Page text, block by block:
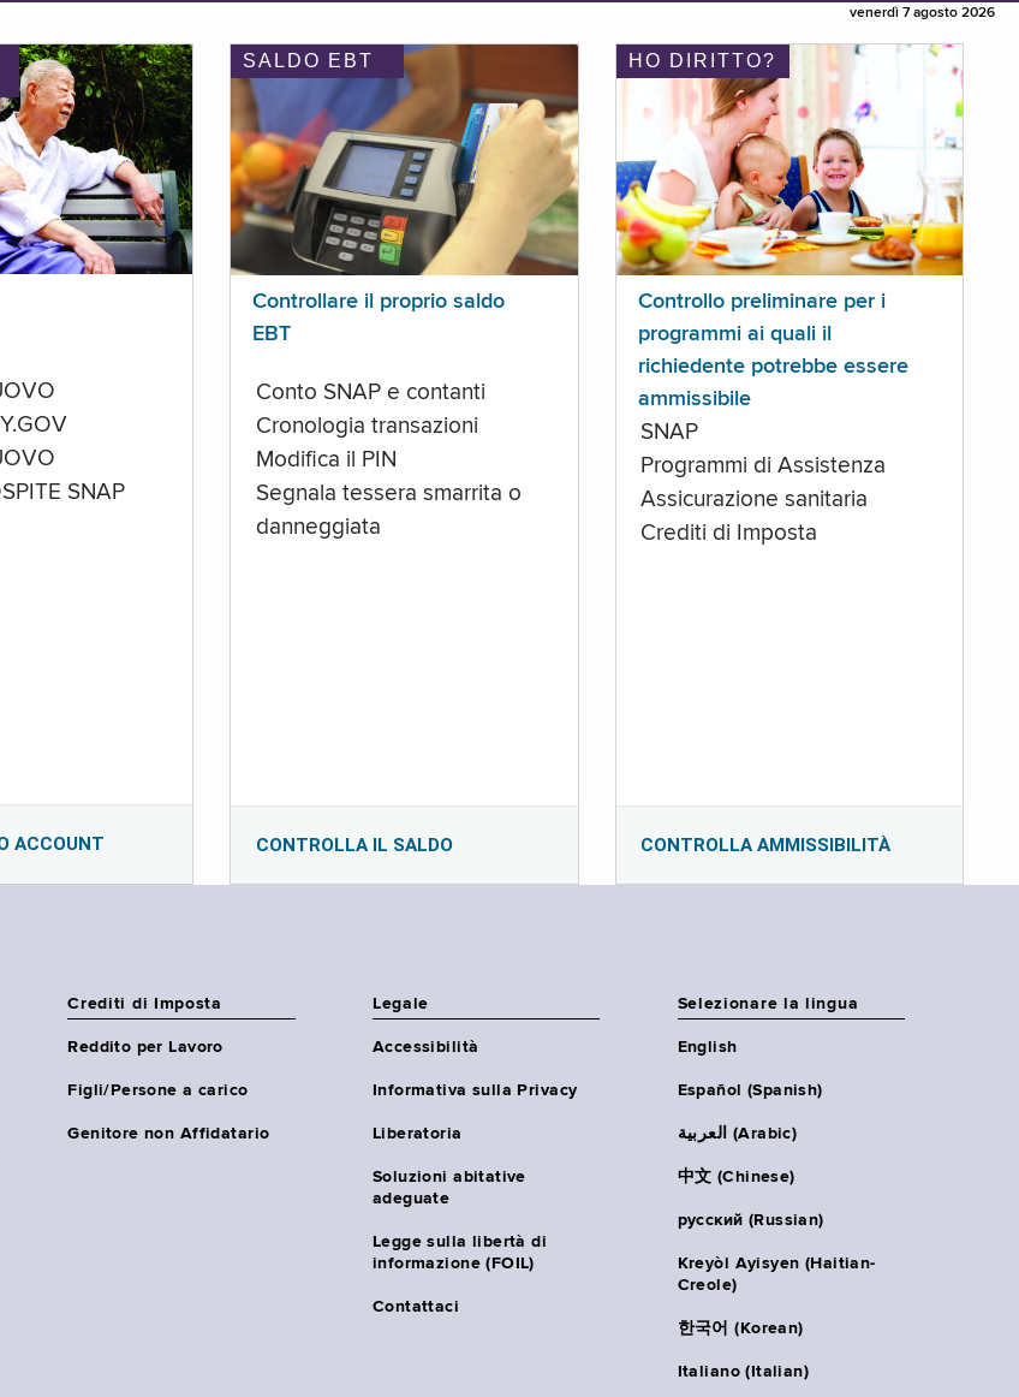
venerdì 7 agosto 2026
SNAP
ACCOUNT
SALDO EBT
Controllare il proprio saldo
EBT
Conto SNAP e contanti
Cronologia transazioni
Modifica il PIN
Segnala tessera smarrita o
danneggiata
CONTROLLA IL SALDO
HO DIRITTO?
Controllo preliminare per i
programmi ai quali il
richiedente potrebbe essere
ammissibile
SNAP
Programmi di Assistenza
Assicurazione sanitaria
Crediti di Imposta
CONTROLLA AMMISSIBILITÀ
Crediti di Imposta
Reddito per Lavoro
Figli/Persone a carico
Genitore non Affidatario
Legale
Accessibilità
Informativa sulla Privacy
Liberatoria
Soluzioni abitative
adeguate
Legge sulla libertà di
informazione (FOIL)
Contattaci
Selezionare la lingua
English
Español (Spanish)
العربية (Arabic)
中文 (Chinese)
русский (Russian)
Kreyòl Ayisyen (Haitian-
Creole)
한국어 (Korean)
Italiano (Italian)